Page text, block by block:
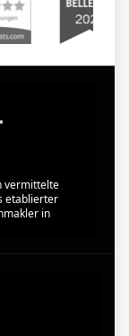
vermittelte
etablierter
in